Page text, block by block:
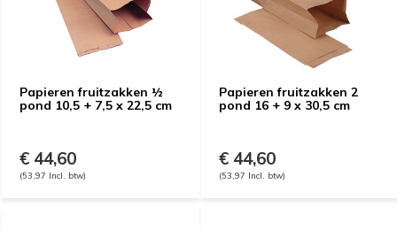
Papieren fruitzakken ½
pond 10,5 + 7,5 x 22,5 cm
€ 44,60
(53,97 Incl. btw)
Papieren fruitzakken 2
pond 16 + 9 x 30,5 cm
€ 44,60
(53,97 Incl. btw)